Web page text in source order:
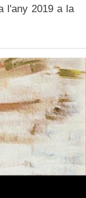
l'any 2019 a la